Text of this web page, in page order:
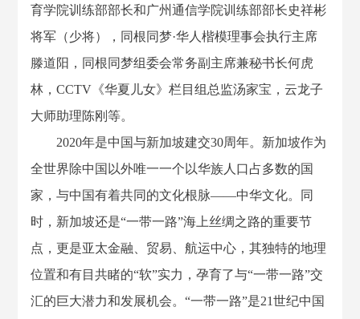
育学院训练部部长和广州通信学院训练部部长史祥彬
将军（少将），同根同梦·华人楷模理事会执行主席
滕道阳，同根同梦组委会常务副主席兼秘书长何虎
林，CCTV《华夏儿女》栏目组总监汤家宝，云龙子
大师助理陈刚等。
2020年是中国与新加坡建交30周年。新加坡作为
全世界除中国以外唯一一个以华族人口占多数的国
家，与中国有着共同的文化根脉——中华文化。同
时，新加坡还是“一带一路”海上丝绸之路的重要节
点，更是亚太金融、贸易、航运中心，其独特的地理
位置和有目共睹的“软”实力，孕育了与“一带一路”交
汇的巨大潜力和发展机会。“一带一路”是21世纪中国